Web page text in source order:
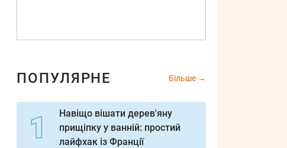
ПОПУЛЯРНЕ Більше
Навіщо вішати дерев'яну
прищіпку у ванній: простий
лайфхак із Франції